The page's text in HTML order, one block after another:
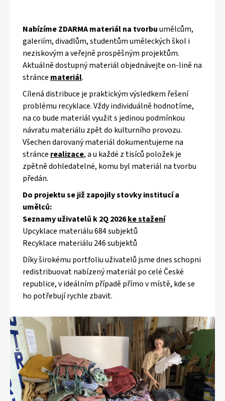
Nabízíme ZDARMA materiál na tvorbuumělcům,
galeriím, divadlům, studentům uměleckých škol i
neziskovým a veřejně prospěšným projektům.
Aktuálně dostupný materiál objednávejte on-lině na
stránce materiál.
Cílená distribuce je praktickým výsledkem řešení
problému recyklace. Vždy individuálně hodnotíme,
na co bude materiál využit s jedinou podmínkou
návratu materiálu zpět do kulturního provozu.
Všechen darovaný materiál dokumentujeme na
stránce realizace, a u každé z tisíců položek je
zpětně dohledatelné, komu byl materiál na tvorbu
předán.
Do projektu se již zapojily stovky institucí a
umělců:
Seznamy uživatelů k 2Q 2026ke stažení
Upcyklace materiálu 684 subjektů
Recyklace materiálu 246 subjektů
Díky širokému portfoliu uživatelů jsme dnes schopni
redistribuovat nabízený materiál po celé České
republice, v ideálním případě přímo v místě, kde se
ho potřebují rychle zbavit.